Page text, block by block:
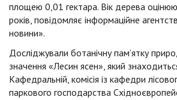
площею 0,01 гектара. Вік дерева
років, повідомляє інформаційне
новини».
Досліджували ботанічну пам’ятку
значення «Лесин ясен», який
Кафедральній, комісія із кафедри
паркового господарства